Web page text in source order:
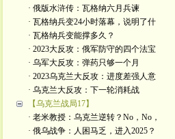
· 俄版水浒传：瓦格纳六月兵谏
· 瓦格纳兵变24小时落幕，说明了什
· 瓦格纳兵变能撑多久？
· 2023大反攻：俄军防守的四个法宝
· 乌军大反攻：弹药只够一个月
· 2023乌克兰大反攻：进度差强人意
· 乌克兰大反攻：下一轮消耗战
【乌克兰战局17】
· 老米教授：乌克兰逆转？No，No，
· 俄乌战争：人困马乏，进入2025？